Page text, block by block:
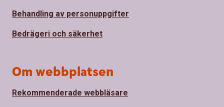
Behandling av personuppgifter
Bedrägeri och säkerhet
Om webbplatsen
Rekommenderade webbläsare